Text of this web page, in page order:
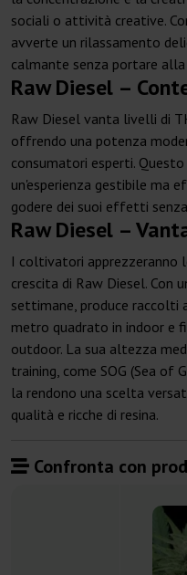
sociali o attività creative.
avverte un rilassamento
calmante senza portare alla
Raw Diesel –
Raw Diesel vanta livelli di
offrendo una potenza
consumatori esperti.
un'esperienza gestibile ma
godere dei suoi effetti
Raw Diesel –
I coltivatori apprezzeranno
crescita di Raw Diesel. Con
settimane, produce raccolti
metro quadrato in indoor e
outdoor. La sua altezza
training, come SOG (Sea of
la rendono una scelta
qualità e ricche di resina.
Confronta con